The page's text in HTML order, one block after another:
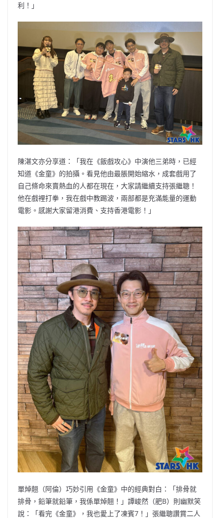
利！」
陳湛文亦分享道：「我在《飯戲攻心》中演他三弟時，已經
知道《金童》的拍攝。看見他由最脹開始縮水，成套戲用了
自己條命來賣熱血的人都在現在，大家請繼續支持張繼聰！
他在戲裡打拳，我在戲中教踢波，兩部都是充滿能量的運動
電影。感謝大家留港消費、支持香港電影！」
單焯翹（阿倫）巧妙引用《金童》中的經典對白：「排骨就
排骨，鉛筆就鉛筆，我係單焯翹！」譚峻然（肥B）則幽默笑
說：「看完《金童》，我也愛上了凍賓7！」張繼聰讚賞二人